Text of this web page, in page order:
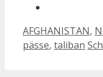
Kategorien
AFGHANISTAN,
pässe, taliban